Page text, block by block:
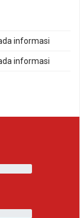
informasi
informasi